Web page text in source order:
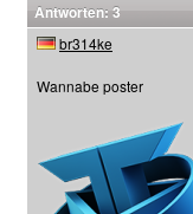
Antworten: 3
br314ke
Wannabe poster